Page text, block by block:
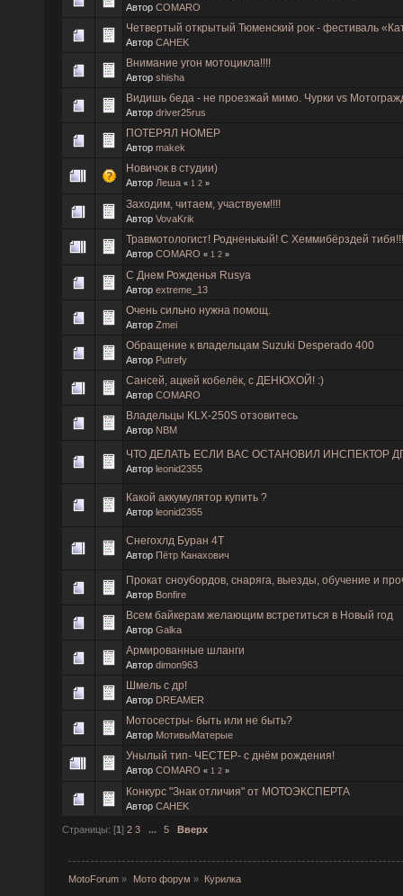
Автор COMARO
Четвертый открытый Тюменский рок - фестиваль
Автор CAHEK
Внимание угон мотоцикла!!!!
Автор shisha
Видишь беда - не проезжай мимо. Чурки vs
Автор driver25rus
ПОТЕРЯЛ НОМЕР
Автор makek
Новичок в студии)
Автор Леша « 1 2 »
Заходим, читаем, участвуем!!!!
Автор VovaKrik
Травмотологист! Родненькый! С Хеммибёрздей
Автор COMARO « 1 2 »
С Днем Рожденья Rusya
Автор extreme_13
Очень сильно нужна помощ.
Автор Zmei
Обращение к владельцам Suzuki Desperado 400
Автор Putrefy
Сансей, ацкей кобелёк, с ДЕНЮХОЙ! :)
Автор COMARO
Владельцы KLX-250S отзовитесь
Автор NBM
ЧТО ДЕЛАТЬ ЕСЛИ ВАС ОСТАНОВИЛ ИНСПЕКТОР
Автор leonid2355
Какой аккумулятор купить ?
Автор leonid2355
Снегохлд Буран 4Т
Автор Пётр Канахович
Прокат сноубордов, снаряга, выезды, обучение и
Автор Bonfire
Всем байкерам желающим встретиться в Новый год
Автор Galka
Армированные шланги
Автор dimon963
Шмель с др!
Автор DREAMER
Мотосестры- быть или не быть?
Автор МотивыМатерые
Унылый тип- ЧЕСТЕР- с днём рождения!
Автор COMARO « 1 2 »
Конкурс "Знак отличия" от МОТОЭКСПЕРТА
Автор CAHEK
Страницы: [1 ] 2 3 ... 5 Вверх
MotoForum » Мото форум » Курилка